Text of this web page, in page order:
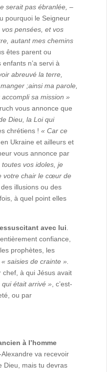
serait pas ébranlée, –
pourquoi le Seigneur
pensées, et vos
autant mes chemins
êtes parent ou
n’a servi à
abreuvé la terre,
;ainsi ma parole,
sa mission »
vous annonce que
Dieu, la Loi qui
chrétiens ! « Car ce
Ukraine et ailleurs et
vous annonce par
vos idoles, je
votre chair le cœur de
illusions ou des
à quel point elles
avec lui
confiance,
prophètes, les
« saisies de crainte ».
chef, à qui Jésus avait
était arrivé » , c’est-
ou par
à l’homme
Alexandre va recevoir
Dieu, mais tu devras